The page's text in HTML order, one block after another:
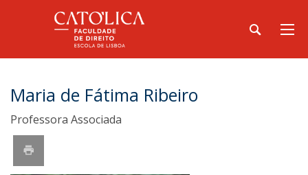
Maria de Fátima Ribeiro
Professora Associada